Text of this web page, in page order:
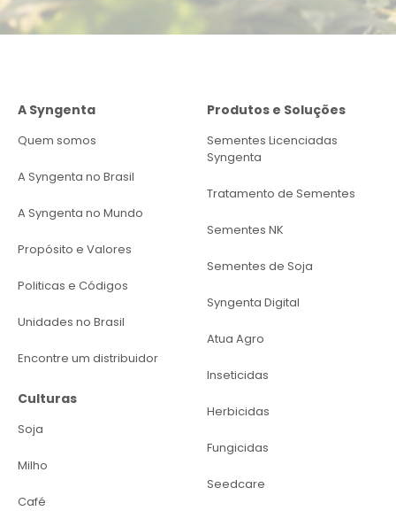
A Syngenta
Quem somos
A Syngenta no Brasil
A Syngenta no Mundo
Propósito e Valores
Politicas e Códigos
Unidades no Brasil
Encontre um distribuidor
Culturas
Soja
Milho
Café
Produtos e Soluções
Sementes Licenciadas
Syngenta
Tratamento de Sementes
Sementes NK
Sementes de Soja
Syngenta Digital
Atua Agro
Inseticidas
Herbicidas
Fungicidas
Seedcare